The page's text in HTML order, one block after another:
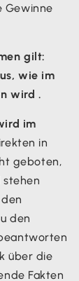
Gewinne
gilt:
wie im
wird .
im
in
geboten,
den
über die
Fakten